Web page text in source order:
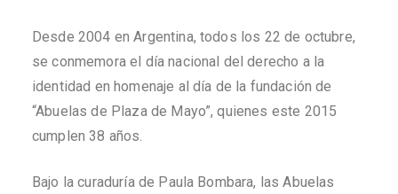
Desde 2004 en Argentina, todos los 22 de octubre,
se conmemora el día nacional del derecho a la
identidad en homenaje al día de la fundación de
“Abuelas de Plaza de Mayo”, quienes este 2015
cumplen 38 años.
Bajo la curaduría de Paula Bombara, las Abuelas